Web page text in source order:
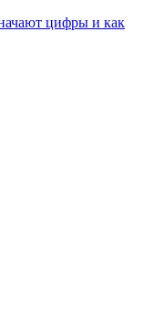
цифры и как